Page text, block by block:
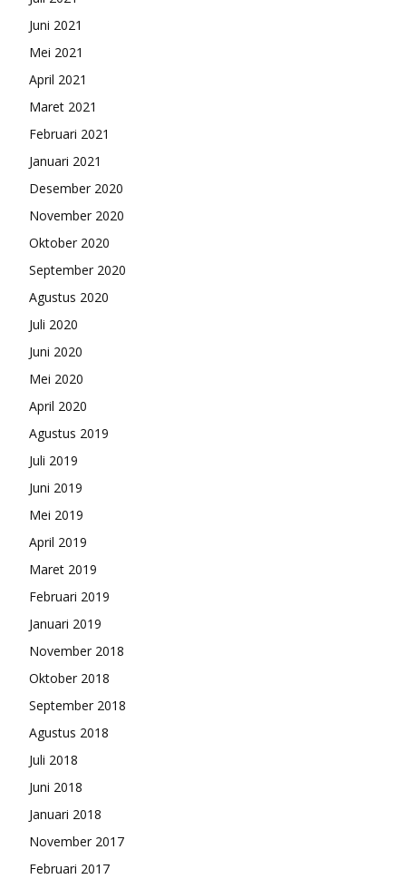
Juni 2021
Mei 2021
April 2021
Maret 2021
Februari 2021
Januari 2021
Desember 2020
November 2020
Oktober 2020
September 2020
Agustus 2020
Juli 2020
Juni 2020
Mei 2020
April 2020
Agustus 2019
Juli 2019
Juni 2019
Mei 2019
April 2019
Maret 2019
Februari 2019
Januari 2019
November 2018
Oktober 2018
September 2018
Agustus 2018
Juli 2018
Juni 2018
Januari 2018
November 2017
Februari 2017